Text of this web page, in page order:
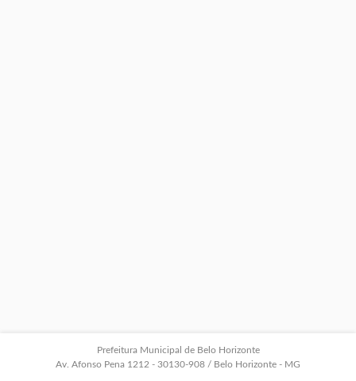
Prefeitura Municipal de Belo Horizonte
Av. Afonso Pena 1212 - 30130-908 / Belo Horizonte - MG